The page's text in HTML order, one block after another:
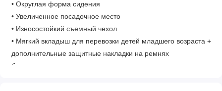
• Округлая форма сидения
• Увеличенное посадочное место
• Износостойкий съемный чехол
• Мягкий вкладыш для перевозки детей младшего возраста +
дополнительные защитные накладки на ремнях
безопасности